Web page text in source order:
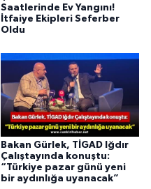
Saatlerinde Ev Yangını!
İtfaiye Ekipleri Seferber
Oldu
Bakan Gürlek, TİGAD Iğdır
Çalıştayında konuştu:
“Türkiye pazar günü yeni
bir aydınlığa uyanacak”